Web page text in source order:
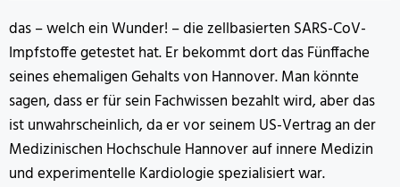
das – welch ein Wunder! – die zellbasierten SARS-CoV-
Impfstoffe getestet hat. Er bekommt dort das Fünffache
seines ehemaligen Gehalts von Hannover. Man könnte
sagen, dass er für sein Fachwissen bezahlt wird, aber das
ist unwahrscheinlich, da er vor seinem US-Vertrag an der
Medizinischen Hochschule Hannover auf innere Medizin
und experimentelle Kardiologie spezialisiert war.